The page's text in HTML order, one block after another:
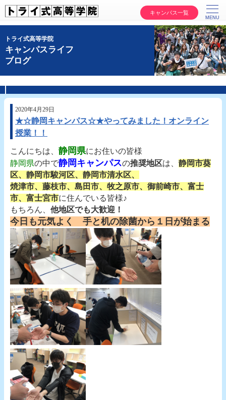
キャンパス一覧
トライ式高等学院
キャンパスライフ
ブログ
2020年4月29日
★☆静岡キャンパス☆★やってみました！オンライン
授業！！
こんにちは、 静岡県にお住いの皆様
静岡県の中で静岡キャンパスの推奨地区は、 静岡市葵
区、静岡市駿河区、静岡市清水区、
焼津市、藤枝市、島田市、牧之原市、御前崎市、富士
市、富士宮市に住んでいる皆様♪
もちろん、 他地区でも大歓迎！
今日も元気よく 手と机の除菌から１日が始まる